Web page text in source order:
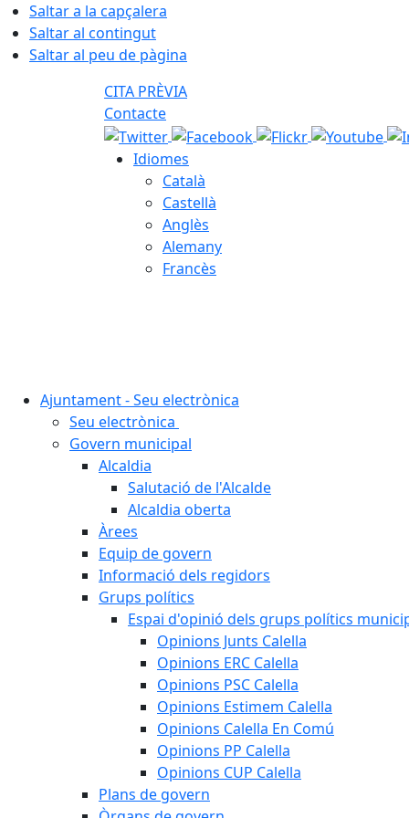
Saltar a la capçalera
Saltar al contingut
Saltar al peu de pàgina
CITA PRÈVIA
Contacte
Idiomes
Català
Castellà
Anglès
Alemany
Francès
Ajuntament - Seu electrònica
Seu electrònica
Govern municipal
Alcaldia
Salutació de l'Alcalde
Alcaldia oberta
Àrees
Equip de govern
Informació dels regidors
Grups polítics
Espai d'opinió dels grups polítics
Opinions Junts Calella
Opinions ERC Calella
Opinions PSC Calella
Opinions Estimem Calella
Opinions Calella En Comú
Opinions PP Calella
Opinions CUP Calella
Plans de govern